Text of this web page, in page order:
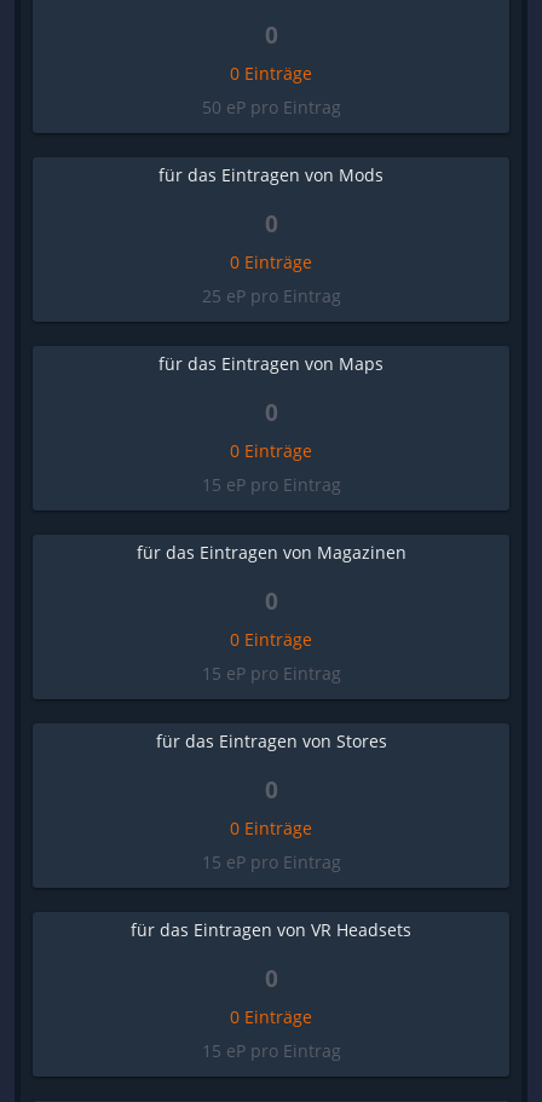
0
0 Einträge
50 eP pro Eintrag
für das Eintragen von Mods
0
0 Einträge
25 eP pro Eintrag
für das Eintragen von Maps
0
0 Einträge
15 eP pro Eintrag
für das Eintragen von Magazinen
0
0 Einträge
15 eP pro Eintrag
für das Eintragen von Stores
0
0 Einträge
15 eP pro Eintrag
für das Eintragen von VR Headsets
0
0 Einträge
15 eP pro Eintrag